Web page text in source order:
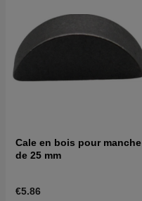
Cale en bois pour manche
de 25 mm
€5.86